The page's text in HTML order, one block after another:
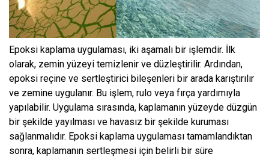
Epoksi kaplama uygulaması, iki aşamalı bir işlemdir. İlk
olarak, zemin yüzeyi temizlenir ve düzleştirilir. Ardından,
epoksi reçine ve sertleştirici bileşenleri bir arada karıştırılır
ve zemine uygulanır. Bu işlem, rulo veya fırça yardımıyla
yapılabilir. Uygulama sırasında, kaplamanın yüzeyde düzgün
bir şekilde yayılması ve havasız bir şekilde kuruması
sağlanmalıdır. Epoksi kaplama uygulaması tamamlandıktan
sonra, kaplamanın sertleşmesi için belirli bir süre